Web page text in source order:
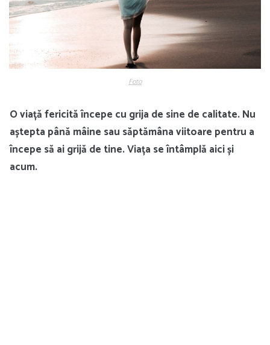
Foto
O viață fericită începe cu grija de sine de calitate. Nu
aștepta până mâine sau săptămâna viitoare pentru a
începe să ai grijă de tine. Viața se întâmplă aici și
acum.